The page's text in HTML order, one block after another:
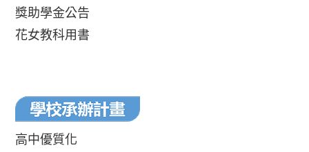
獎助學金公告
花女教科用書
高中優質化